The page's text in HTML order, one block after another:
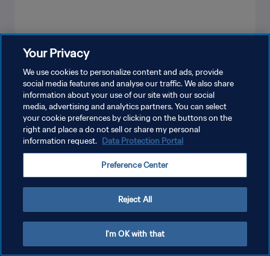
개인정보 보호정책
쿠키 기본 설정 관리
Copyright © 1994 - 2026 FIFA. All rights reserved.
Your Privacy
We use cookies to personalize content and ads, provide
social media features and analyse our traffic. We also share
information about your use of our site with our social
media, advertising and analytics partners. You can select
your cookie preferences by clicking on the buttons on the
right and place a do not sell or share my personal
information request. Data Protection Portal
Preference Center
Reject All
I'm OK with that